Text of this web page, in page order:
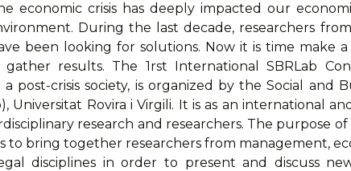
economic crisis has deeply impacted our
During the last decade, researchers
been looking for solutions. Now it is time make
results. The 1rst International SBRLab
post-crisis society, is organized by the Social and
Universitat Rovira i Virgili. It is as an international
research and researchers. The purpose of
to bring together researchers from management,
disciplines in order to present and discuss